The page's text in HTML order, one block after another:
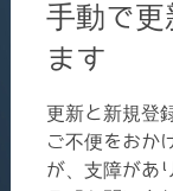
手動で更
ます
更新と新規登
ご不便をおか
が、支障があ